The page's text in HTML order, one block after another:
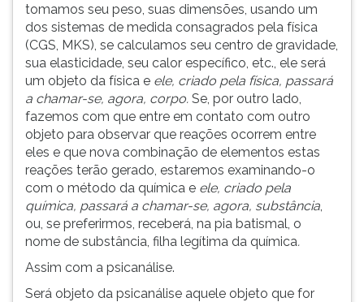
tomamos seu peso, suas dimensões, usando um
dos sistemas de medida consagrados pela física
(CGS, MKS), se calculamos seu centro de gravidade,
sua elasticidade, seu calor específico, etc., ele será
um objeto da física e ele, criado pela física, passará
a chamar-se, agora, corpo. Se, por outro lado,
fazemos com que entre em contato com outro
objeto para observar que reações ocorrem entre
eles e que nova combinação de elementos estas
reações terão gerado, estaremos examinando-o
com o método da química e ele, criado pela
química, passará a chamar-se, agora, substância,
ou, se preferirmos, receberá, na pia batismal, o
nome de substância, filha legítima da química.
Assim com a psicanálise.
Será objeto da psicanálise aquele objeto que for